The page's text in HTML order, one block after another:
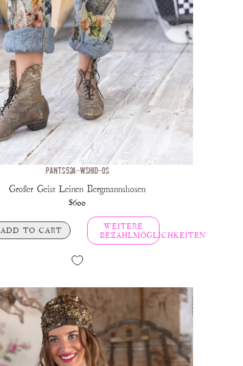
PANTS 524-WSHID-OS
Großer Geist Leinen Bergmannshosen
$600
ADD TO CART
WEITERE
BEZAHLMÖGLICHKEITEN